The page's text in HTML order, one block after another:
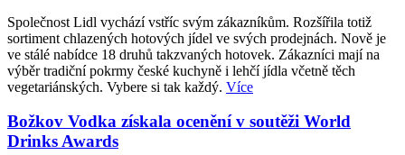
Společnost Lidl vychází vstříc svým zákazníkům. Rozšířila totiž
sortiment chlazených hotových jídel ve svých prodejnách. Nově je
ve stálé nabídce 18 druhů takzvaných hotovek. Zákazníci mají na
výběr tradiční pokrmy české kuchyně i lehčí jídla včetně těch
vegetariánských. Vybere si tak každý. Více
Božkov Vodka získala ocenění v soutěži World
Drinks Awards